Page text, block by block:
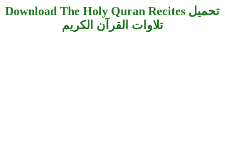
Download The Holy Quran Recites تحميل
تلاوات القرآن الكريم